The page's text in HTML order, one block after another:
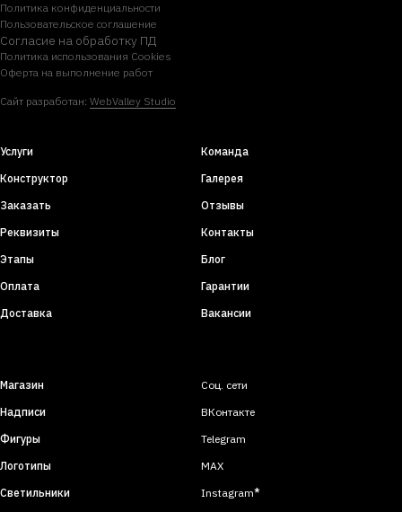
Политика конфиденциальности
Пользовательское соглашение
Согласие на обработку ПД
Политика использования Cookies
Оферта на выполнение работ
Сайт разработан: WebValley Studio
Услуги
Конструктор
Заказать
Реквизиты
Этапы
Оплата
Доставка
Команда
Галерея
Отзывы
Контакты
Блог
Гарантии
Вакансии
Магазин
Надписи
Фигуры
Логотипы
Светильники
Соц. сети
ВКонтакте
Telegram
MAX
Instagram*